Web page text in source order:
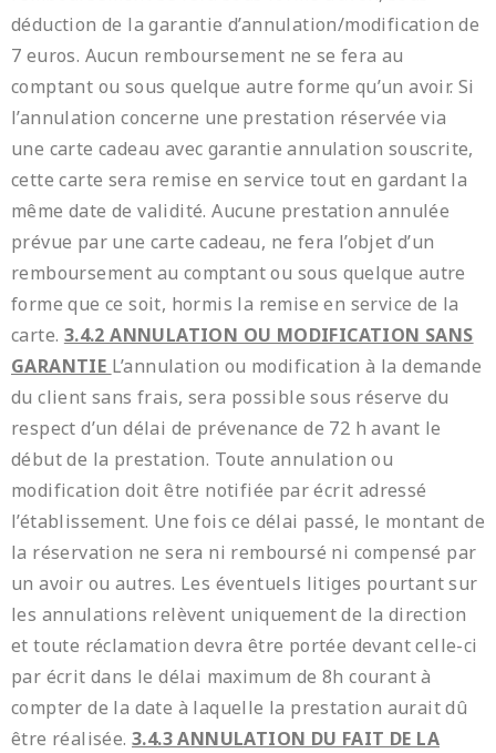
déduction de la garantie d’annulation/modification de
7 euros. Aucun remboursement ne se fera au
comptant ou sous quelque autre forme qu’un avoir. Si
l’annulation concerne une prestation réservée via
une carte cadeau avec garantie annulation souscrite,
cette carte sera remise en service tout en gardant la
même date de validité. Aucune prestation annulée
prévue par une carte cadeau, ne fera l’objet d’un
remboursement au comptant ou sous quelque autre
forme que ce soit, hormis la remise en service de la
carte. 3.4.2 ANNULATION OU MODIFICATION SANS
GARANTIE L’annulation ou modification à la demande
du client sans frais, sera possible sous réserve du
respect d’un délai de prévenance de 72 h avant le
début de la prestation. Toute annulation ou
modification doit être notifiée par écrit adressé
l’établissement. Une fois ce délai passé, le montant de
la réservation ne sera ni remboursé ni compensé par
un avoir ou autres. Les éventuels litiges pourtant sur
les annulations relèvent uniquement de la direction
et toute réclamation devra être portée devant celle-ci
par écrit dans le délai maximum de 8h courant à
compter de la date à laquelle la prestation aurait dû
être réalisée.3.4.3 ANNULATION DU FAIT DE LA